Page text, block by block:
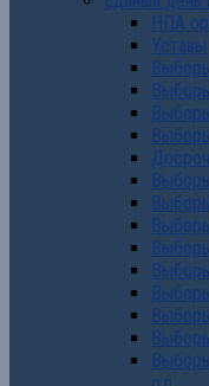
НПА
Уставы